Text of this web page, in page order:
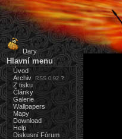
Dary
Hlavní menu
Úvod
Archiv
RSS 0.92 ?
Z tisku
Články
Galerie
Wallpapers
Mapy
Download
Help
Diskusní Fórum